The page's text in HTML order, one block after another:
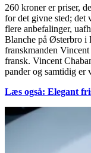
260 kroner er priser,
for det givne sted; det
flere anbefalinger,
Blanche på Østerbro i
franskmanden
fransk. Vincent
pander og samtidig er
Læs også: Elegant